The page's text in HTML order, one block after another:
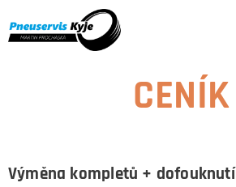
CENÍK
Výměna kompletů + dofouknutí